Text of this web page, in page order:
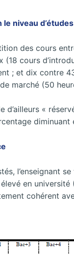
niveau d’études
des cours
cours
; et dix contre
marché (50
d’ailleurs «
l’enseignant
en
cohérent